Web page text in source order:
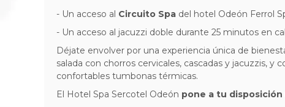
- Un acceso al Circuito Spa del hotel Odeón Ferrol
- Un acceso al jacuzzi doble durante 25 minutos en
Déjate envolver por una experiencia única de
salada con chorros cervicales, cascadas y jacuzzis,
confortables tumbonas térmicas.
El Hotel Spa Sercotel Odeón pone a tu